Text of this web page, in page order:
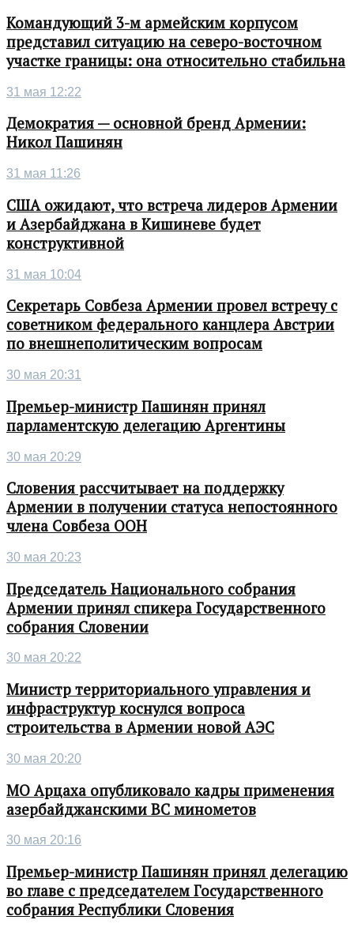
Командующий 3-м армейским корпусом
представил ситуацию на северо-восточном
участке границы: она относительно стабильна
31 мая 12:22
Демократия — основной бренд Армении:
Никол Пашинян
31 мая 11:26
США ожидают, что встреча лидеров Армении
и Азербайджана в Кишиневе будет
конструктивной
31 мая 10:04
Секретарь Совбеза Армении провел встречу с
советником федерального канцлера Австрии
по внешнеполитическим вопросам
30 мая 20:31
Премьер-министр Пашинян принял
парламентскую делегацию Аргентины
30 мая 20:29
Словения рассчитывает на поддержку
Армении в получении статуса непостоянного
члена Совбеза ООН
30 мая 20:23
Председатель Национального собрания
Армении принял спикера Государственного
собрания Словении
30 мая 20:22
Министр территориального управления и
инфраструктур коснулся вопроса
строительства в Армении новой АЭС
30 мая 20:20
МО Арцаха опубликовало кадры применения
азербайджанскими ВС минометов
30 мая 20:16
Премьер-министр Пашинян принял делегацию
во главе с председателем Государственного
собрания Республики Словения